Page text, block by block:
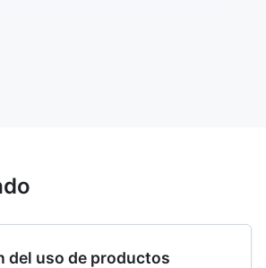
del uso de productos